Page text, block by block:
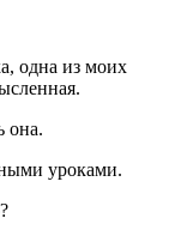
одна из моих
она.
уроками.